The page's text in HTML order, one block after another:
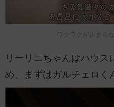
ワクワクが止まら
リーリエちゃんはハウス
め、まずはガルチェロく